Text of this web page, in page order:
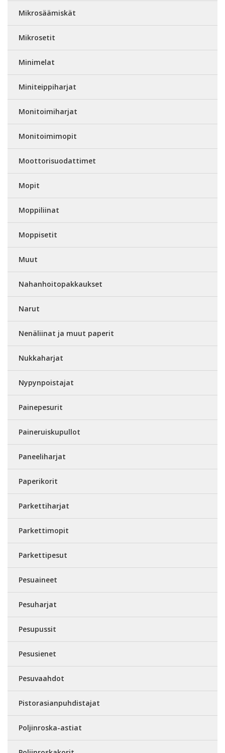
Mikrosäämiskät
Mikrosetit
Minimelat
Miniteippiharjat
Monitoimiharjat
Monitoimimopit
Moottorisuodattimet
Mopit
Moppiliinat
Moppisetit
Muut
Nahanhoitopakkaukset
Narut
Nenäliinat ja muut paperit
Nukkaharjat
Nypynpoistajat
Painepesurit
Paineruiskupullot
Paneeliharjat
Paperikorit
Parkettiharjat
Parkettimopit
Parkettipesut
Pesuaineet
Pesuharjat
Pesupussit
Pesusienet
Pesuvaahdot
Pistorasianpuhdistajat
Poljinroska-astiat